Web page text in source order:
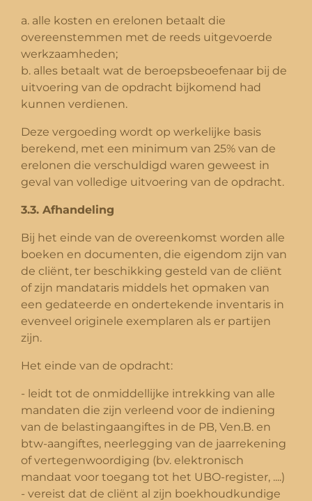
a. alle kosten en erelonen betaalt die
overeenstemmen met de reeds uitgevoerde
werkzaamheden;
b. alles betaalt wat de beroepsbeoefenaar bij de
uitvoering van de opdracht bijkomend had
kunnen verdienen.
Deze vergoeding wordt op werkelijke basis
berekend, met een minimum van 25% van de
erelonen die verschuldigd waren geweest in
geval van volledige uitvoering van de opdracht.
3.3. Afhandeling
Bij het einde van de overeenkomst worden alle
boeken en documenten, die eigendom zijn van
de cliënt, ter beschikking gesteld van de cliënt
of zijn mandataris middels het opmaken van
een gedateerde en ondertekende inventaris in
evenveel originele exemplaren als er partijen
zijn.
Het einde van de opdracht:
- leidt tot de onmiddellijke intrekking van alle
mandaten die zijn verleend voor de indiening
van de belastingaangiftes in de PB, Ven.B. en
btw-aangiftes, neerlegging van de jaarrekening
of vertegenwoordiging (bv. elektronisch
mandaat voor toegang tot het UBO-register, ....)
- vereist dat de cliënt al zijn boekhoudkundige